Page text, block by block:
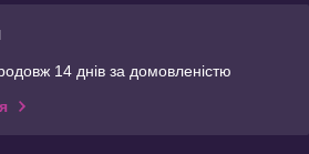
14 днів за домовленістю